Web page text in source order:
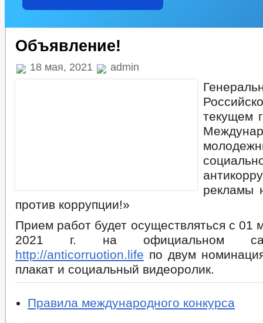
Объявление!
18 мая, 2021 admin
текущем
рекламы
против коррупции!»
Прием работ будет осуществляться с 01
2021 г. на официальном
http://anticorruotion.life по двум
плакат и социальный видеоролик.
Правила международного конкурса